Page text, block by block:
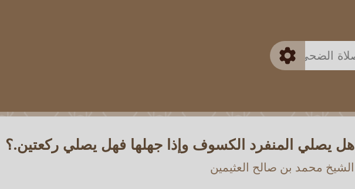
متقدم
هل يصلي المنفرد الكسوف وإذا جهلها فهل يصلي ركعتين.؟
الشيخ محمد بن صالح العثيمين